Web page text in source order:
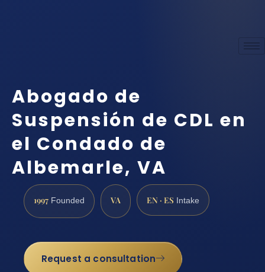
Abogado de
Suspensión de CDL en
el Condado de
Albemarle, VA
1997 Founded VA EN · ES Intake
Request a consultation